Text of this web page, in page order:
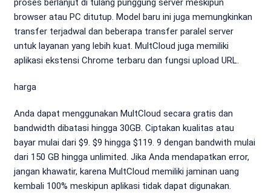
proses berlanjut di tulang punggung server meskipun
browser atau PC ditutup. Model baru ini juga memungkinkan
transfer terjadwal dan beberapa transfer paralel server
untuk layanan yang lebih kuat. MultCloud juga memiliki
aplikasi ekstensi Chrome terbaru dan fungsi upload URL.
harga
Anda dapat menggunakan MultCloud secara gratis dan
bandwidth dibatasi hingga 30GB. Ciptakan kualitas atau
bayar mulai dari $9. $9 hingga $119. 9 dengan bandwith mulai
dari 150 GB hingga unlimited. Jika Anda mendapatkan error,
jangan khawatir, karena MultCloud memiliki jaminan uang
kembali 100% meskipun aplikasi tidak dapat digunakan.